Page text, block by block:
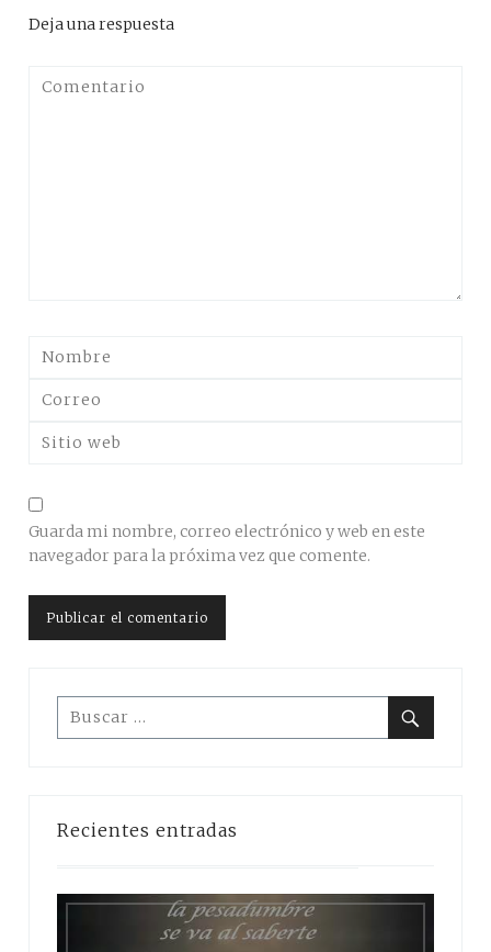
Deja una respuesta
Guarda mi nombre, correo electrónico y web en este
navegador para la próxima vez que comente.
Buscar:
Recientes entradas